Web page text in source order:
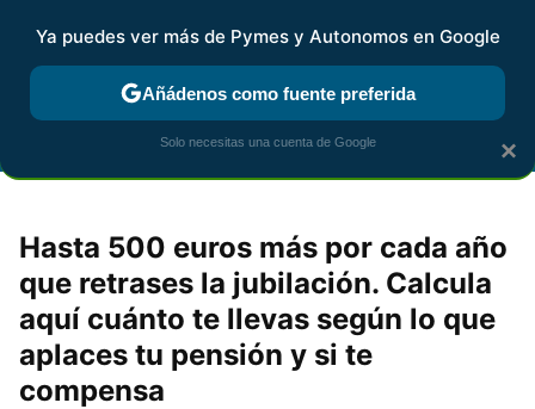
FISCALIDAD Y CONTABILIDAD KIT DIGITAL RENTA
Hasta 500 euros más por cada año
que retrases la jubilación. Calcula
aquí cuánto te llevas según lo que
aplaces tu pensión y si te
compensa
×
Ya puedes ver más de Pymes y Autonomos en Google
Añádenos como fuente preferida
Solo necesitas una cuenta de Google